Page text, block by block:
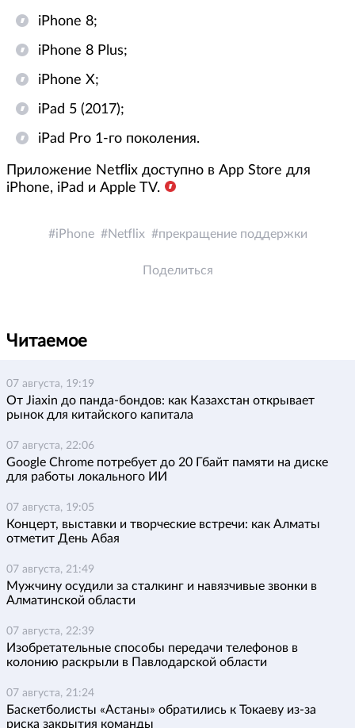
iPhone 8;
iPhone 8 Plus;
iPhone X;
iPad 5 (2017);
iPad Pro 1-го поколения.
Приложение Netflix доступно в App Store для
iPhone, iPad и Apple TV.
iPhone Netflix прекращение поддержки
Поделиться
Читаемое
07 августа, 19:19
От Jiaxin до панда-бондов: как Казахстан открывает
рынок для китайского капитала
07 августа, 22:06
Google Chrome потребует до 20 Гбайт памяти на диске
для работы локального ИИ
07 августа, 19:05
Концерт, выставки и творческие встречи: как Алматы
отметит День Абая
07 августа, 21:49
Мужчину осудили за сталкинг и навязчивые звонки в
Алматинской области
07 августа, 22:39
Изобретательные способы передачи телефонов в
колонию раскрыли в Павлодарской области
07 августа, 21:24
Баскетболисты «Астаны» обратились к Токаеву из-за
риска закрытия команды